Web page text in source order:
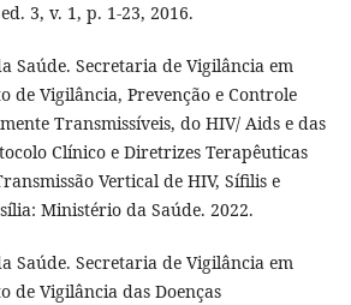
3, v. 1, p. 1-23, 2016.
Saúde. Secretaria de Vigilância em
de Vigilância, Prevenção e Controle
Transmissíveis, do HIV/ Aids e das
Clínico e Diretrizes Terapêuticas
Vertical de HIV, Sífilis e
Ministério da Saúde. 2022.
Saúde. Secretaria de Vigilância em
de Vigilância das Doenças